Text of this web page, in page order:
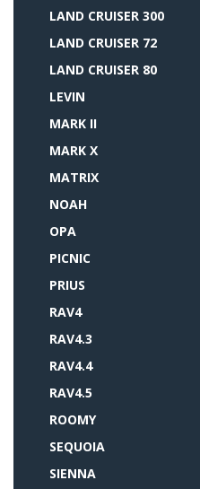
LAND CRUISER 300
LAND CRUISER 72
LAND CRUISER 80
LEVIN
MARK II
MARK X
MATRIX
NOAH
OPA
PICNIC
PRIUS
RAV4
RAV4.3
RAV4.4
RAV4.5
ROOMY
SEQUOIA
SIENNA